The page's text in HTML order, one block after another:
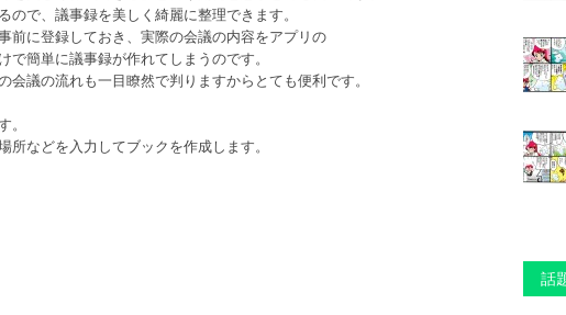
ので、議事録を美しく綺麗に整理できます。
前に登録しておき、実際の会議の内容をアプリの
で簡単に議事録が作れてしまうのです。
会議の流れも一目瞭然で判りますからとても便利です。
などを入力してブックを作成します。
話